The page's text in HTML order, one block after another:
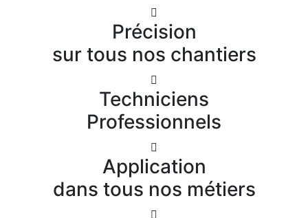
Précision
sur tous nos chantiers
Techniciens
Professionnels
Application
dans tous nos métiers